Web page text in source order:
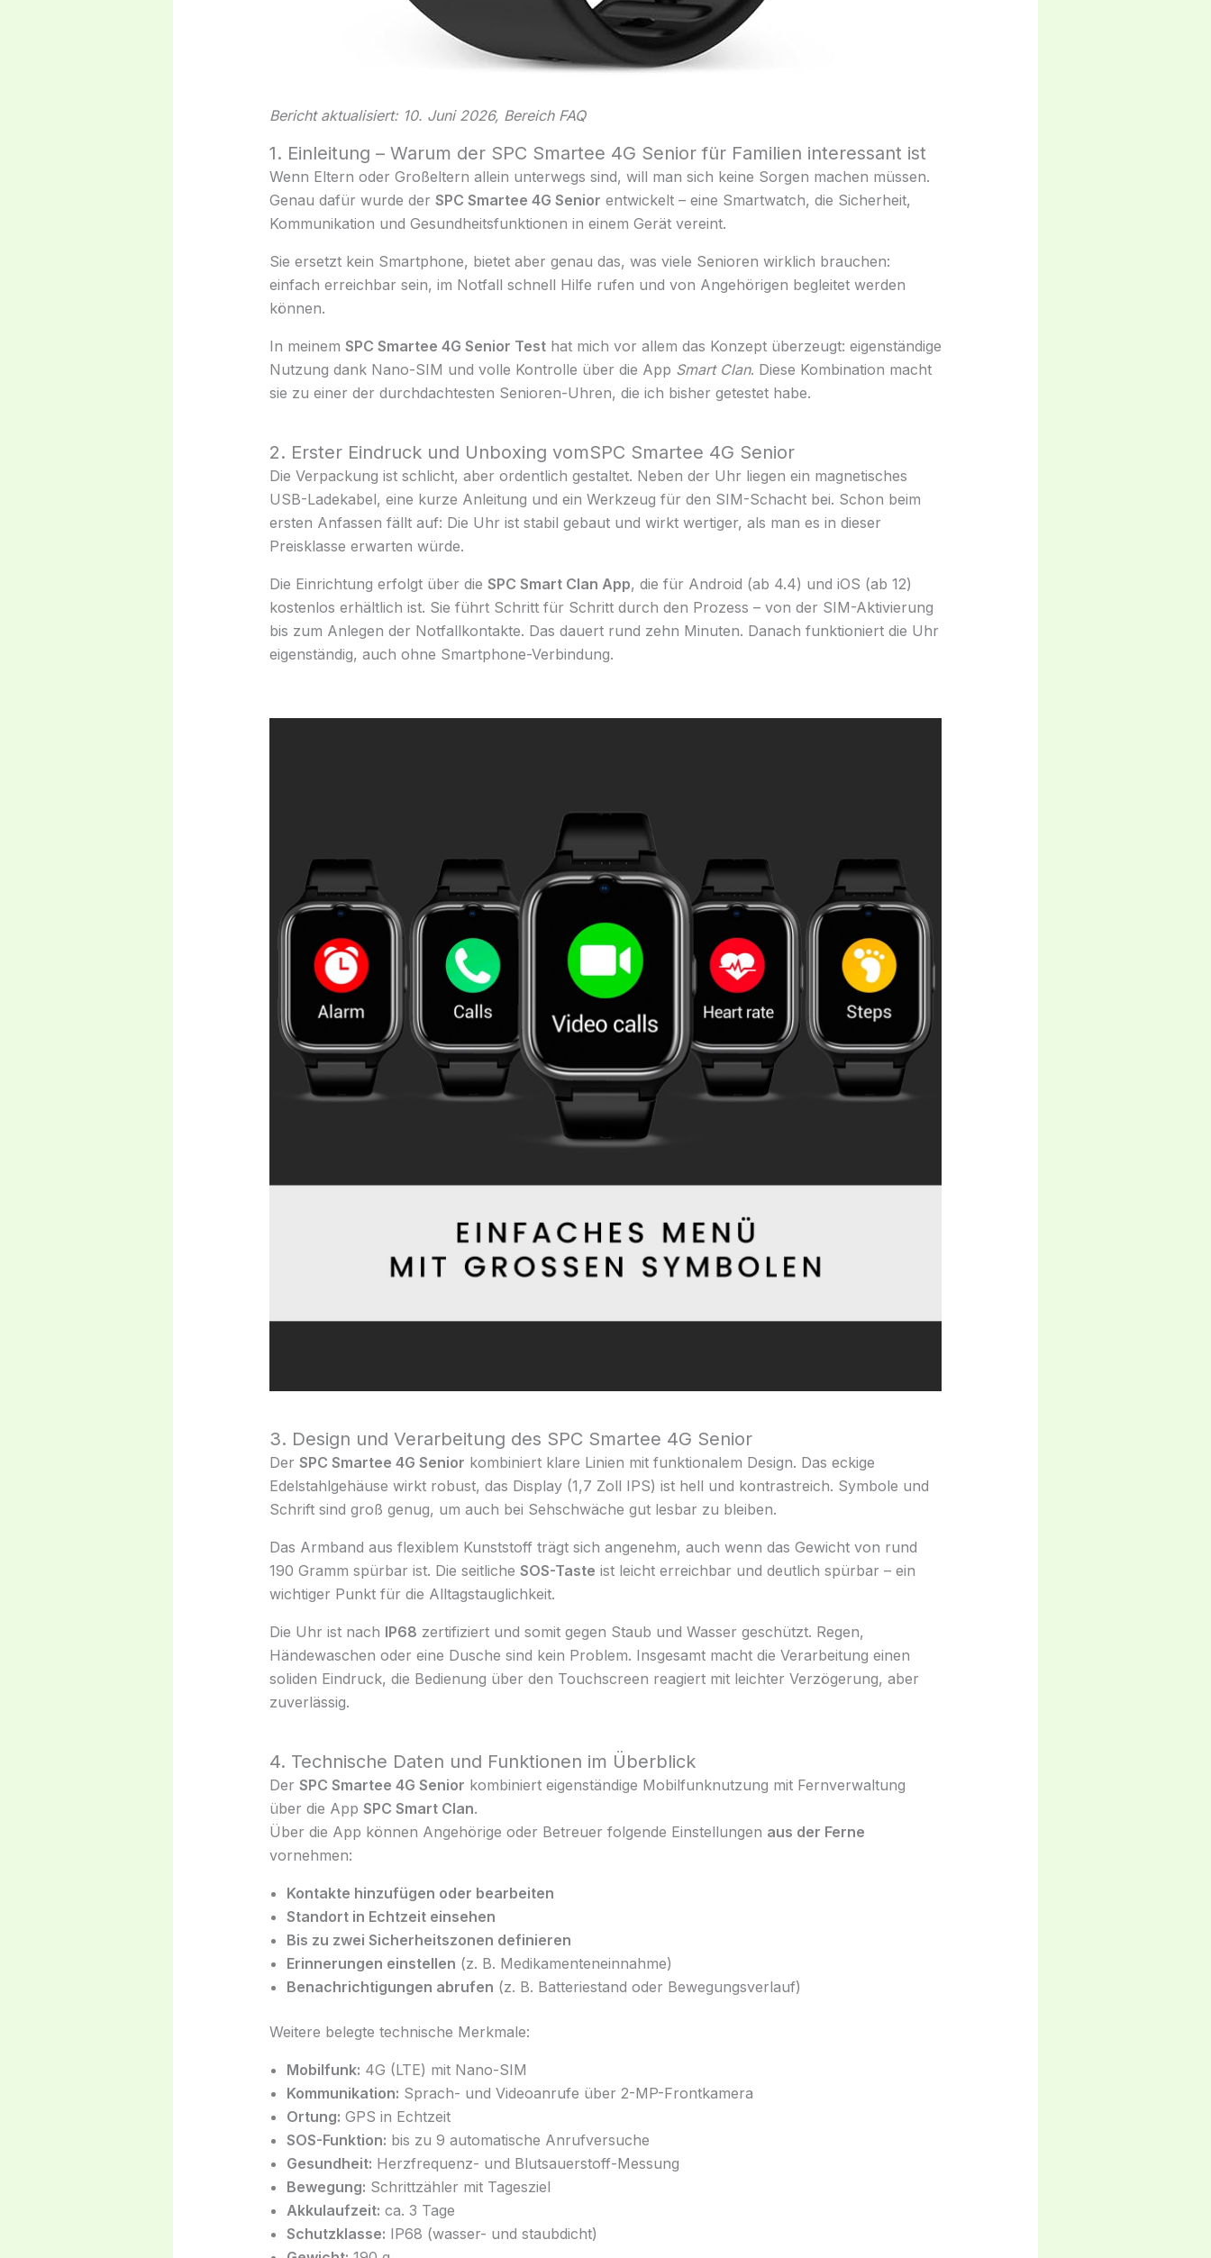
Bericht aktualisiert: 10. Juni 2026, Bereich FAQ
1. Einleitung – Warum der SPC Smartee 4G Senior für Familien interessant ist
Wenn Eltern oder Großeltern allein unterwegs sind, will man sich keine Sorgen machen müssen.
Genau dafür wurde der SPC Smartee 4G Senior entwickelt – eine Smartwatch, die Sicherheit,
Kommunikation und Gesundheitsfunktionen in einem Gerät vereint.
Sie ersetzt kein Smartphone, bietet aber genau das, was viele Senioren wirklich brauchen:
einfach erreichbar sein, im Notfall schnell Hilfe rufen und von Angehörigen begleitet werden
können.
In meinem SPC Smartee 4G Senior Testhat mich vor allem das Konzept überzeugt: eigenständige
Nutzung dank Nano-SIM und volle Kontrolle über die App Smart Clan. Diese Kombination macht
sie zu einer der durchdachtesten Senioren-Uhren, die ich bisher getestet habe.
2. Erster Eindruck und Unboxing vomSPC Smartee 4G Senior
Die Verpackung ist schlicht, aber ordentlich gestaltet. Neben der Uhr liegen ein magnetisches
USB-Ladekabel, eine kurze Anleitung und ein Werkzeug für den SIM-Schacht bei. Schon beim
ersten Anfassen fällt auf: Die Uhr ist stabil gebaut und wirkt wertiger, als man es in dieser
Preisklasse erwarten würde.
Die Einrichtung erfolgt über die SPC Smart Clan App, die für Android (ab 4.4) und iOS (ab 12)
kostenlos erhältlich ist. Sie führt Schritt für Schritt durch den Prozess – von der SIM-Aktivierung
bis zum Anlegen der Notfallkontakte. Das dauert rund zehn Minuten. Danach funktioniert die Uhr
eigenständig, auch ohne Smartphone-Verbindung.
3. Design und Verarbeitung des SPC Smartee 4G Senior
Der SPC Smartee 4G Senior kombiniert klare Linien mit funktionalem Design. Das eckige
Edelstahlgehäuse wirkt robust, das Display (1,7 Zoll IPS) ist hell und kontrastreich. Symbole und
Schrift sind groß genug, um auch bei Sehschwäche gut lesbar zu bleiben.
Das Armband aus flexiblem Kunststoff trägt sich angenehm, auch wenn das Gewicht von rund
190 Gramm spürbar ist. Die seitliche SOS-Taste ist leicht erreichbar und deutlich spürbar – ein
wichtiger Punkt für die Alltagstauglichkeit.
Die Uhr ist nach IP68 zertifiziert und somit gegen Staub und Wasser geschützt. Regen,
Händewaschen oder eine Dusche sind kein Problem. Insgesamt macht die Verarbeitung einen
soliden Eindruck, die Bedienung über den Touchscreen reagiert mit leichter Verzögerung, aber
zuverlässig.
4. Technische Daten und Funktionen im Überblick
Der SPC Smartee 4G Senior kombiniert eigenständige Mobilfunknutzung mit Fernverwaltung
über die App SPC Smart Clan.
Über die App können Angehörige oder Betreuer folgende Einstellungen aus der Ferne
vornehmen:
Kontakte hinzufügen oder bearbeiten
Standort in Echtzeit einsehen
Bis zu zwei Sicherheitszonen definieren
Erinnerungen einstellen (z. B. Medikamenteneinnahme)
Benachrichtigungen abrufen (z. B. Batteriestand oder Bewegungsverlauf)
Weitere belegte technische Merkmale:
Mobilfunk: 4G (LTE) mit Nano-SIM
Kommunikation: Sprach- und Videoanrufe über 2-MP-Frontkamera
Ortung: GPS in Echtzeit
SOS-Funktion: bis zu 9 automatische Anrufversuche
Gesundheit: Herzfrequenz- und Blutsauerstoff-Messung
Bewegung: Schrittzähler mit Tagesziel
Akkulaufzeit: ca. 3 Tage
Schutzklasse: IP68 (wasser- und staubdicht)